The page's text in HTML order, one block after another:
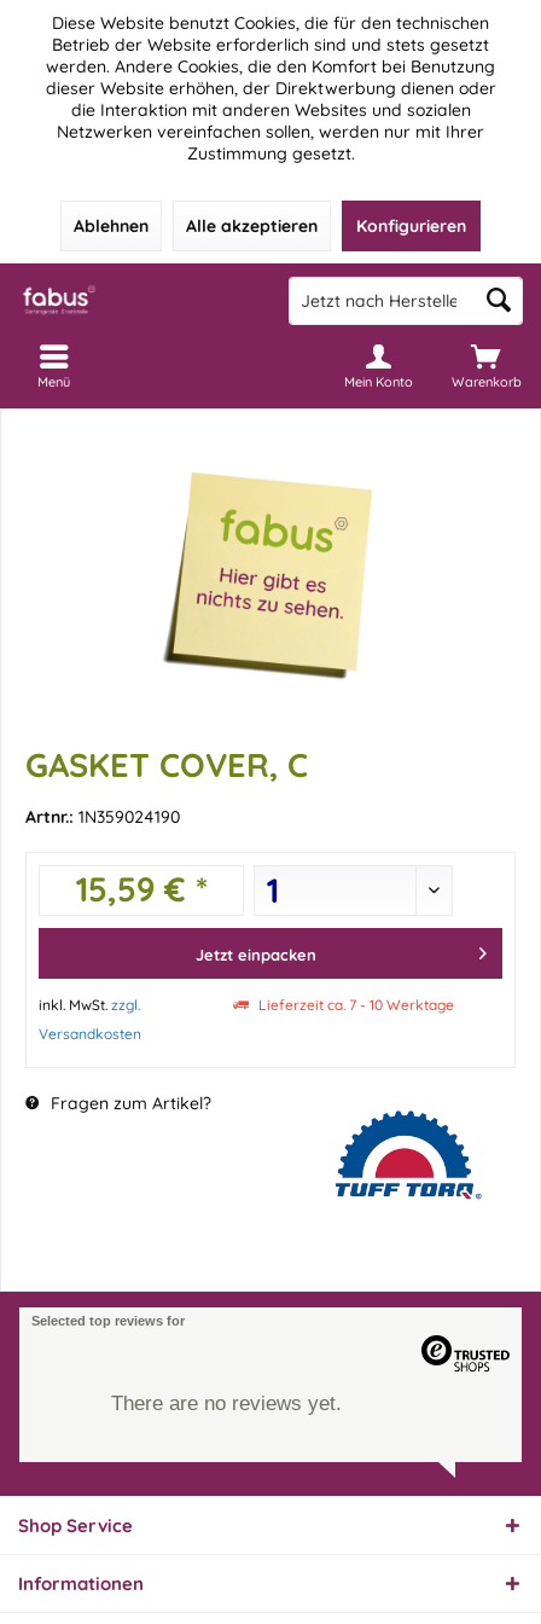
Diese Website benutzt Cookies, die für den technischen
Betrieb der Website erforderlich sind und stets gesetzt
werden. Andere Cookies, die den Komfort bei Benutzung
dieser Website erhöhen, der Direktwerbung dienen oder
die Interaktion mit anderen Websites und sozialen
Netzwerken vereinfachen sollen, werden nur mit Ihrer
Zustimmung gesetzt.
Ablehnen Alle akzeptieren Konfigurieren
Warenkorb
Mein Konto
Menü
GASKET COVER, C
Artnr.: 1N359024190
15,59 € *
Jetzt einpacken
inkl. MwSt. zzgl.
Versandkosten
Lieferzeit ca. 7 - 10 Werktage
Fragen zum Artikel?
Selected top reviews for
There are no reviews yet.
Shop Service
Informationen